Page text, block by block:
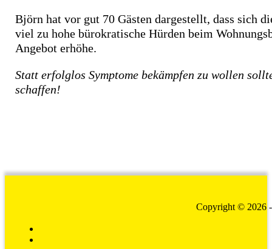
Björn hat vor gut 70 Gästen dargestellt, dass sich
viel zu hohe bürokratische Hürden beim
Angebot erhöhe.
Statt erfolglos Symptome bekämpfen zu wollen
schaffen!
Copyright © 2026